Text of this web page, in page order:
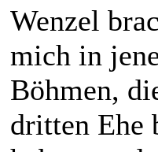
Wenzel
mich in
Böhmen,
dritten Ehe